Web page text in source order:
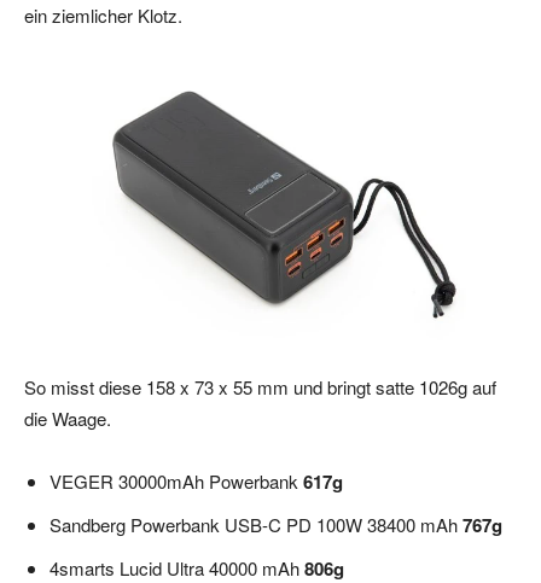
ein ziemlicher Klotz.
So misst diese 158 x 73 x 55 mm und bringt satte 1026g auf
die Waage.
VEGER 30000mAh Powerbank 617g
Sandberg Powerbank USB-C PD 100W 38400 mAh767g
4smarts Lucid Ultra 40000 mAh806g